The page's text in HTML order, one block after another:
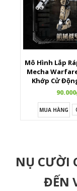
Mô Hình Lắp
Mecha
Khớp Cử
Hoạt
MUA HÀNG
NỤ CƯỜI
ĐẾN